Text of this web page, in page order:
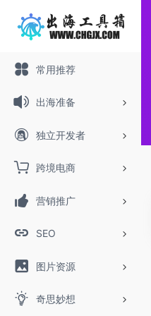
常用推荐
出海准备
独立开发者
跨境电商
营销推广
SEO
图片资源
奇思妙想